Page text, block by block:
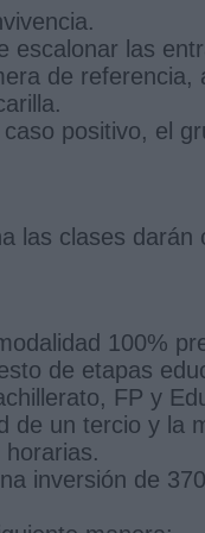
escalonar las
de referencia,
positivo, el
las clases
100%
de etapas
FP y
de un tercio y la
inversión de